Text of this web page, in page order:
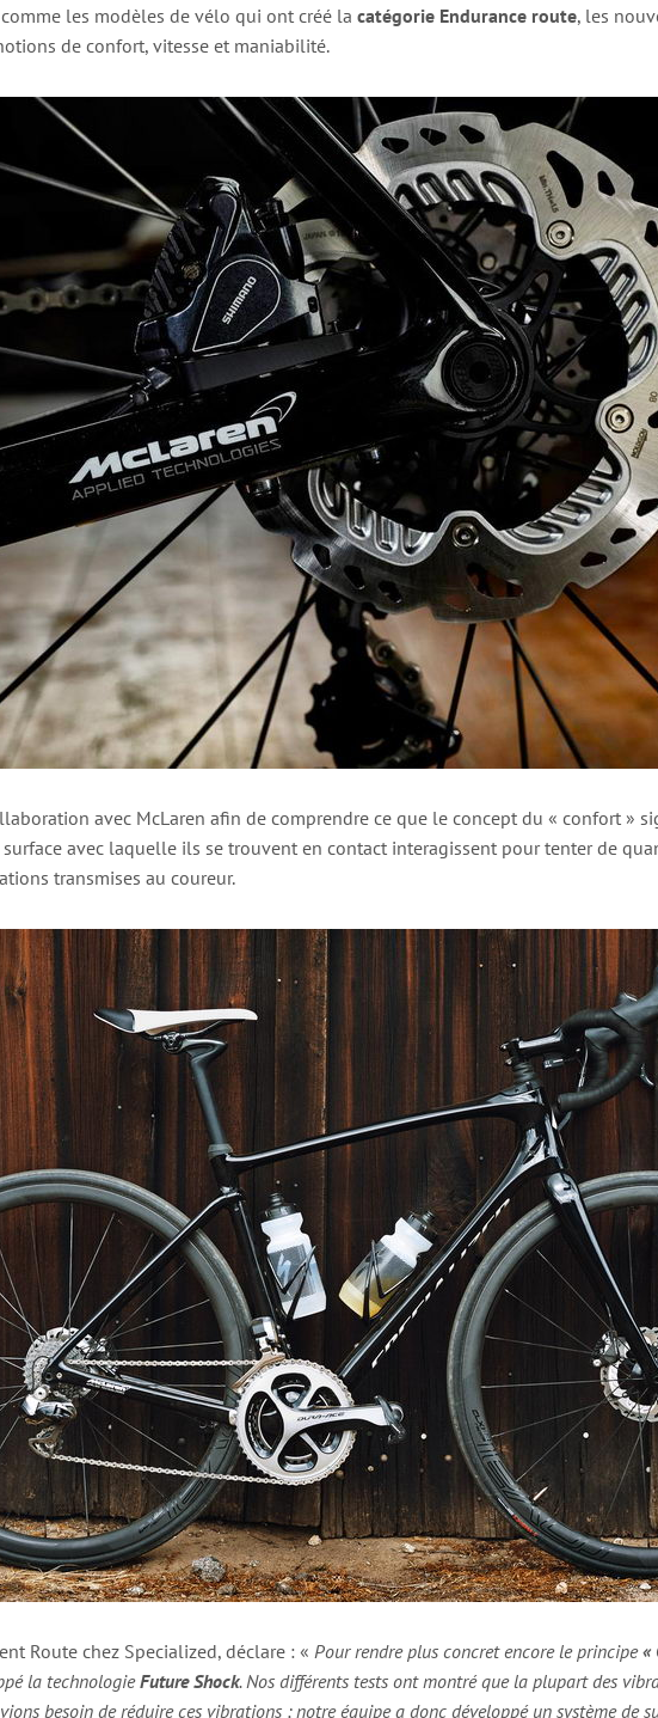
les modèles de vélo qui ont créé lacatégorie Endurance route, les
de confort, vitesse et maniabilité.
avec McLaren afin de comprendre ce que le concept du « confort »
avec laquelle ils se trouvent en contact interagissent pour tenter de
transmises au coureur.
Route chez Specialized, déclare : «Pour rendre plus concret encore le principe«
la technologieFuture Shock. Nos différents tests ont montré que la plupart des
besoin de réduire ces vibrations ; notre équipe a donc développé un système de